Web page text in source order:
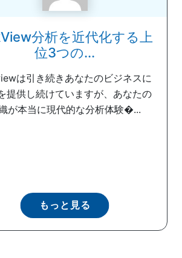
分析を近代化する上
位3つの...
は引き続きあなたのビジネスに
提供し続けていますが、あなたの
が本当に現代的な分析体験�...
もっと見る